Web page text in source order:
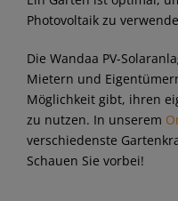
Photovoltaik zu
Die Wandaa PV-
Mietern und
Möglichkeit gibt, ihren
zu nutzen. In unserem
verschiedenste
Schauen Sie vorbei!